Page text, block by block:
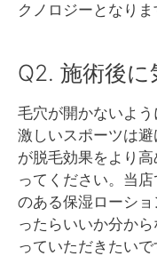
クノロジーとなりま
Q2. 施術後に
毛穴が開かないよ
激しいスポーツは
が脱毛効果をより
ってください。当
のある保湿ローシ
ったらいいか分か
っていただきたいで